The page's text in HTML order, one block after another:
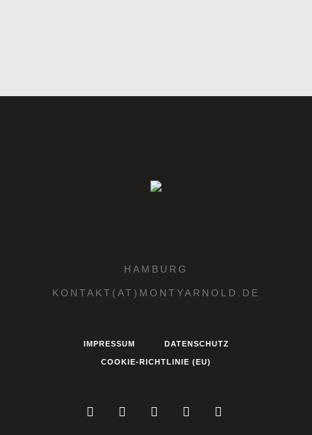
HAMBURG
KONTAKT(AT)MONTYARNOLD.DE
IMPRESSUM DATENSCHUTZ
COOKIE-RICHTLINIE (EU)